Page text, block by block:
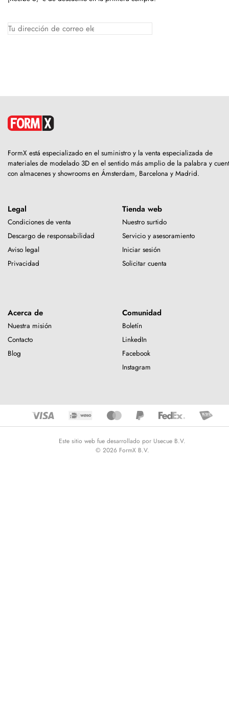
FormX está especializado en el suministro y la venta especializada de
materiales de modelado 3D en el sentido más amplio de la palabra y
con almacenes y showrooms en Ámsterdam, Barcelona y Madrid.
Legal
Condiciones de venta
Descargo de responsabilidad
Aviso legal
Privacidad
Tienda web
Nuestro surtido
Servicio y asesoramiento
Iniciar sesión
Solicitar cuenta
Acerca de
Nuestra misión
Contacto
Blog
Comunidad
Boletín
LinkedIn
Facebook
Instagram
Este sitio web fue desarrollado por Usecue B.V.
© 2026 FormX B.V.